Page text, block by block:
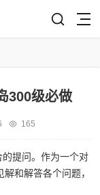
300级必做
165
提问。作为一个对
和解答各个问题，